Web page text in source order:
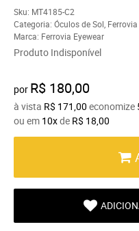
Sku: MT4185-C2
Categoria: Óculos de Sol
Marca: Ferrovia Eyewear
Produto Indisponível
por R$ 180,00
à vista R$ 171,00 economize
ou em 10xde R$ 18,00